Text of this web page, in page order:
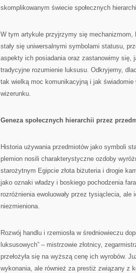
skomplikowanym świecie społecznych
W tym artykule przyjrzymy się
stały się uniwersalnymi symbolami statusu,
aspekty ich posiadania oraz zastanowimy się,
tradycyjne rozumienie luksusu. Odkryjemy,
tak wielką moc komunikacyjną i jak świadomie
wizerunku.
Geneza społecznych hierarchii przez
Historia używania przedmiotów jako symboli
plemion nosili charakterystyczne ozdoby
starożytnym Egipcie złota biżuteria i drogie
jako oznaki władzy i boskiego pochodzenia
rozróżnienia ewoluowały przez tysiąclecia, ale
niezmieniona.
Rozwój handlu i rzemiosła w średniowieczu
luksusowych” – mistrzowie złotnicy,
przełożyła się na wyższą cenę ich wyrobów.
wykonania, ale również za prestiż związany z